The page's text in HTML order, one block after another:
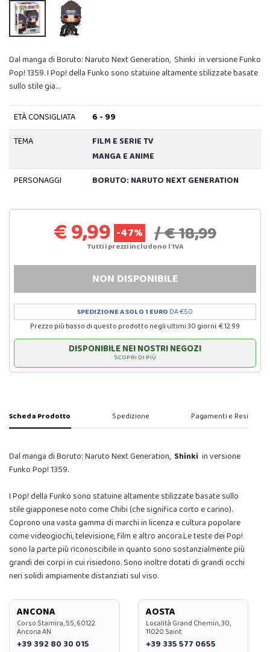
Dal manga di Boruto: Naruto Next Generation, Shinki in versione Funko
Pop! 1359. I Pop! della Funko sono statuine altamente stilizzate basate
sullo stile gia…
ETÀ CONSIGLIATA
6 - 99
TEMA
FILM E SERIE TV
MANGA E ANIME
PERSONAGGI
BORUTO: NARUTO NEXT GENERATION
€ 9,99 -47% / € 18,99
Tutti i prezzi includono l'IVA
NON DISPONIBILE
SPEDIZIONE A SOLO 1 EURO DA €50
Prezzo più basso di questo prodotto negli ultimi 30 giorni: € 12.99
DISPONIBILE NEI NOSTRI NEGOZI
SCOPRI DI PIÙ
Scheda Prodotto Spedizione Pagamenti e Resi
Dal manga di Boruto: Naruto Next Generation, Shinki in versione
Funko Pop! 1359.
I Pop! della Funko sono statuine altamente stilizzate basate sullo
stile giapponese noto come Chibi (che significa corto e carino).
Coprono una vasta gamma di marchi in licenza e cultura popolare
come videogiochi, televisione, film e altro ancora.Le teste dei Pop!
sono la parte più riconoscibile in quanto sono sostanzialmente più
grandi dei corpi in cui risiedono. Sono inoltre dotati di grandi occhi
neri solidi ampiamente distanziati sul viso.
ANCONA
Corso Stamira, 55, 60122
Ancona AN
+39 392 80 30 015
AOSTA
Località Grand Chemin, 30,
11020 Saint
+39 335 577 0655